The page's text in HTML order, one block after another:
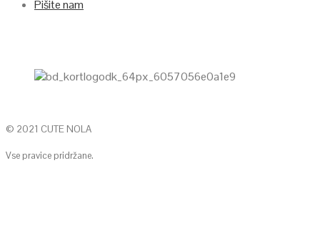
Pišite nam
© 2021 CUTE NOLA
Vse pravice pridržane.